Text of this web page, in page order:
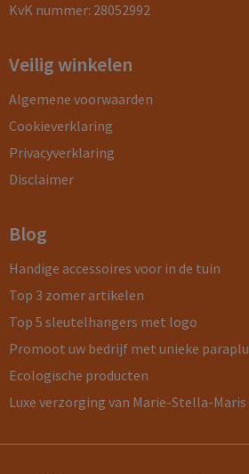
KvK nummer: 28052992
Veilig winkelen
Algemene voorwaarden
Cookieverklaring
Privacyverklaring
Disclaimer
Blog
Handige accessoires voor in de tuin
Top 3 zomer artikelen
Top 5 sleutelhangers met logo
Promoot uw bedrijf met unieke
Ecologische producten
Luxe verzorging van Marie-Stella-Maris